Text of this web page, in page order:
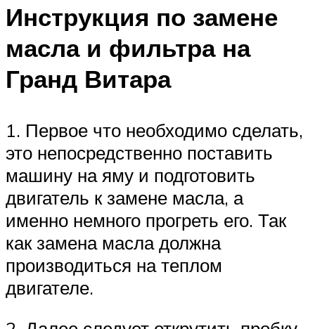
Инструкция по замене
масла и фильтра на
Гранд Витара
1. Первое что необходимо сделать,
это непосредственно поставить
машину на яму и подготовить
двигатель к замене масла, а
именно немного прогреть его. Так
как замена масла должна
производиться на теплом
двигателе.